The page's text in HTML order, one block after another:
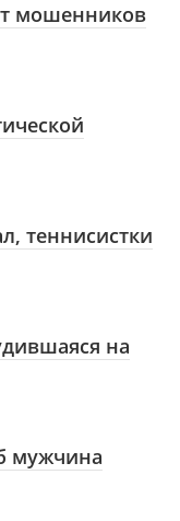
мошенников
теннисистки
на
мужчина